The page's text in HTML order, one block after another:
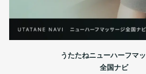
うたたねニューハーフマ
全国ナビ